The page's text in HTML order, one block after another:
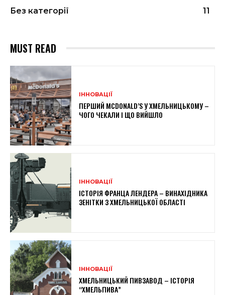
Без категорії
11
MUST READ
ІННОВАЦІЇ
ПЕРШИЙ MCDONALD’S У ХМЕЛЬНИЦЬКОМУ –
ЧОГО ЧЕКАЛИ І ЩО ВИЙШЛО
ІННОВАЦІЇ
ІСТОРІЯ ФРАНЦА ЛЕНДЕРА – ВИНАХІДНИКА
ЗЕНІТКИ З ХМЕЛЬНИЦЬКОЇ ОБЛАСТІ
ІННОВАЦІЇ
ХМЕЛЬНИЦЬКИЙ ПИВЗАВОД – ІСТОРІЯ
“ХМЕЛЬПИВА”